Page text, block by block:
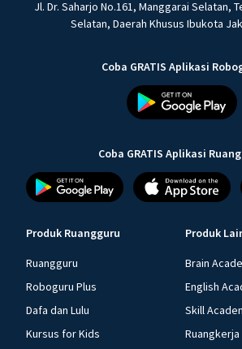
Jl. Dr. Saharjo No.161, Manggarai Selatan,
Selatan, Daerah Khusus Ibukota
Coba GRATIS Aplikasi
Coba GRATIS Aplikasi
Produk Ruangguru
Ruangguru
Roboguru Plus
Dafa dan Lulu
Kursus for Kids
Produk
Brain
English
Skill
Ruangkerja